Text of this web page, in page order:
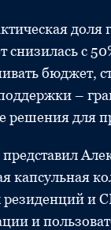
снизилась с
бюджет,
–
для
и
и